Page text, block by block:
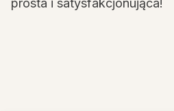
prosta i satysfakcjonująca!